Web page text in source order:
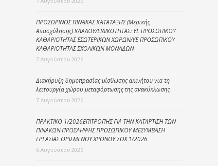
ΠΡΟΣΩΡΙΝΟΣ ΠΙΝΑΚΑΣ ΚΑΤΑΤΑΞΗΣ (Μερικής
Απασχόλησης) ΚΛΑΔΟΥ/ΕΙΔΙΚΟΤΗΤΑΣ: ΥΕ ΠΡΟΣΩΠΙΚΟΥ
ΚΑΘΑΡΙΟΤΗΤΑΣ ΕΣΩΤΕΡΙΚΩΝ ΧΩΡΩΝ/ΥΕ ΠΡΟΣΩΠΙΚΟΥ
ΚΑΘΑΡΙΟΤΗΤΑΣ ΣΧΟΛΙΚΩΝ ΜΟΝΑΔΩΝ
7 Αυγούστου 2026
Διακήρυξη δημοπρασίας μίσθωσης ακινήτου για τη
λειτουργία χώρου μεταφόρτωσης της ανακύκλωσης
7 Αυγούστου 2026
ΠΡΑΚΤΙΚΟ 1/2026ΕΠΙΤΡΟΠΗΣ ΓΙΑ ΤΗΝ ΚΑΤΑΡΤΙΣΗ ΤΩΝ
ΠΙΝΑΚΩΝ ΠΡΟΣΛΗΨΗΣ ΠΡΟΣΩΠΙΚΟΥ ΜΕΣΥΜΒΑΣΗ
ΕΡΓΑΣΙΑΣ ΟΡΙΣΜΕΝΟΥ ΧΡΟΝΟΥ ΣΟΧ 1/2026
6 Αυγούστου 2026